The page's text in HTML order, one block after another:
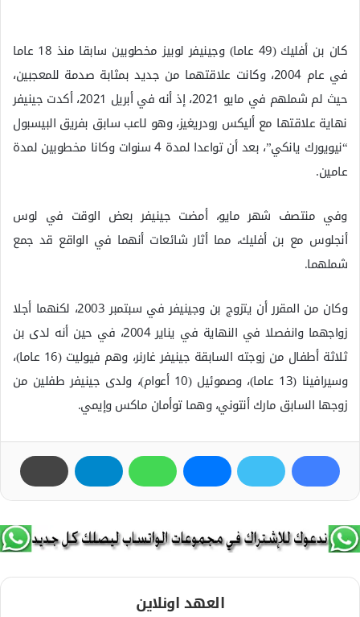
كان بن أفليك (49 عاما) وجينيفر لوبيز مخطوبين سابقا منذ 18 عاما
في عام 2004، وكانت علاقتهما من جديد بمثابة صدمة للمعجبين،
حيث لم شملهم في مايو 2021، إذ أنه في أبريل 2021، أكدت جينيفر
نهاية علاقتها مع أليكس رودريغيز، وهو لاعب سابق بفريق البيسبول
“نيويورك يانكي”، بعد أن تواعدا لمدة 4 سنوات وكانا مخطوبين لمدة
عامين.
وفي منتصف شهر مايو، أمضت جينيفر بعض الوقت في لوس
أنجلوس مع بن أفليك، مما أثار شائعات أنهما في الواقع قد جمع
شملهما.
وكان من المقرر أن يتزوج بن وجينيفر في سبتمبر 2003، لكنهما أجلا
زواجهما وانفصلا في النهاية في يناير 2004، في حين أنه لدى بن
ثلاثة أطفال من زوجته السابقة جينيفر غارنر، وهم فيوليت (16 عاما)،
وسيرافينا (13 عاما)، وصموئيل (10 أعوام)، ولدى جينيفر طفلين من
زوجها السابق مارك أنتوني، وهما توأمان ماكس وإيمي.
العهد اونلاين